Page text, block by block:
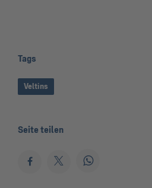
Tags
Veltins
Seite teilen